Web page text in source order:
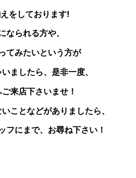
をしております!
なられる方や、
てみたいという方が
ましたら、是非一度、
来店下さいませ！
ことなどがありましたら、
フにまで、お尋ね下さい！